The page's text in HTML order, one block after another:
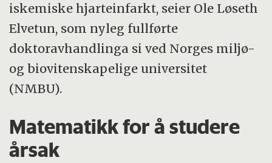
iskemiske hjarteinfarkt, seier Ole Løseth
Elvetun, som nyleg fullførte
doktoravhandlinga si ved Norges miljø-
og biovitenskapelige universitet
(NMBU).
Matematikk for å studere
årsak